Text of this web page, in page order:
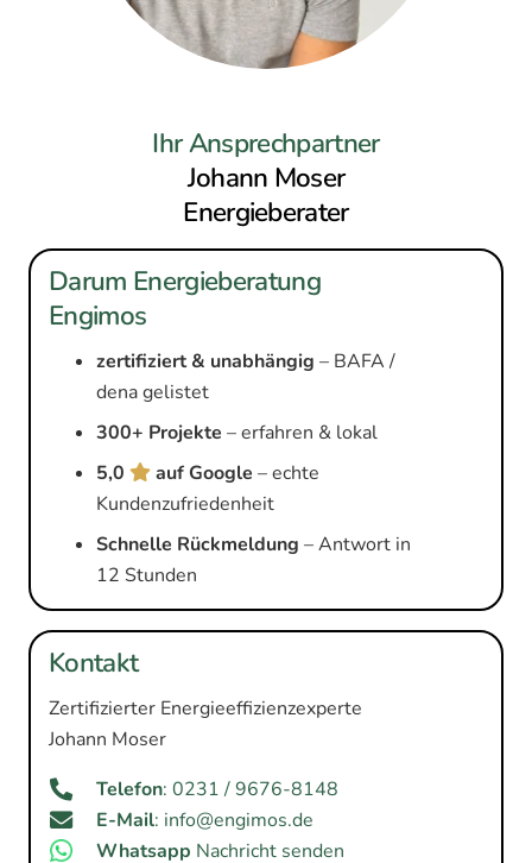
Ihr Ansprechpartner
Johann Moser
Energieberater
Darum Energieberatung
Engimos
zertifiziert & unabhängig – BAFA /
dena gelistet
300+ Projekte – erfahren & lokal
5,0
auf Google – echte
Kundenzufriedenheit
Schnelle Rückmeldung – Antwort in
12 Stunden
Kontakt
Zertifizierter Energieeffizienzexperte
Johann Moser
Telefon: 0231 / 9676-8148
E-Mail: info@engimos.de
Whatsapp Nachricht senden